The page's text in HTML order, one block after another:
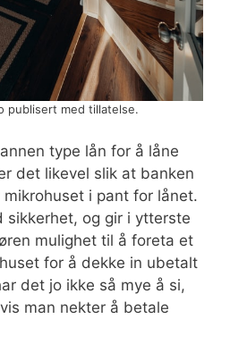
publisert med tillatelse.
type lån for å låne
det likevel slik at banken
i pant for lånet.
sikkerhet, og gir i ytterste
mulighet til å foreta et
for å dekke in ubetalt
det jo ikke så mye å si,
man nekter å betale